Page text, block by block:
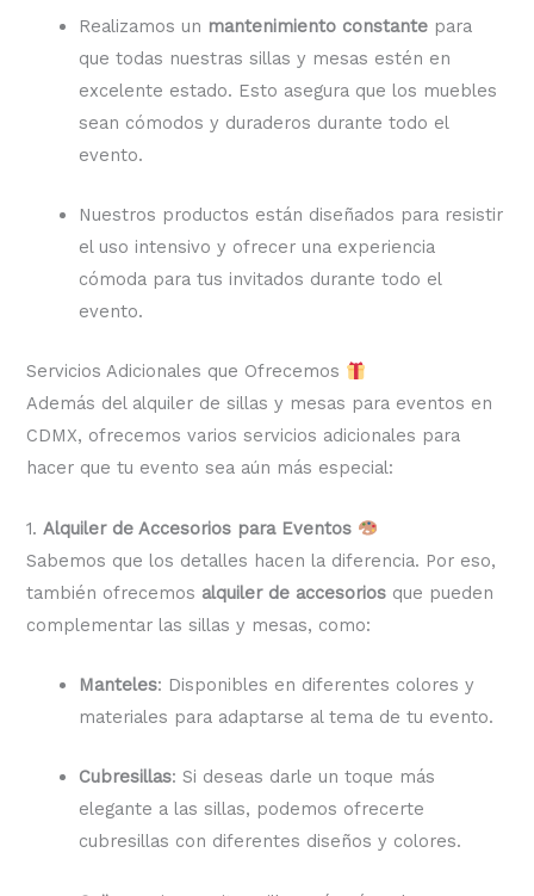
Realizamos un mantenimiento constante para
que todas nuestras sillas y mesas estén en
excelente estado. Esto asegura que los muebles
sean cómodos y duraderos durante todo el
evento.
Nuestros productos están diseñados para resistir
el uso intensivo y ofrecer una experiencia
cómoda para tus invitados durante todo el
evento.
Servicios Adicionales que Ofrecemos
Además del alquiler de sillas y mesas para eventos en
CDMX, ofrecemos varios servicios adicionales para
hacer que tu evento sea aún más especial:
1.Alquiler de Accesorios para Eventos
Sabemos que los detalles hacen la diferencia. Por eso,
también ofrecemos alquiler de accesorios que pueden
complementar las sillas y mesas, como:
Manteles: Disponibles en diferentes colores y
materiales para adaptarse al tema de tu evento.
Cubresillas: Si deseas darle un toque más
elegante a las sillas, podemos ofrecerte
cubresillas con diferentes diseños y colores.